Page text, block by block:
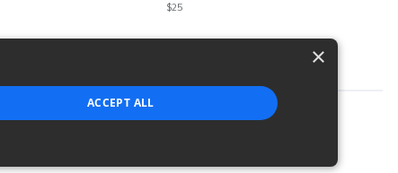
$25
×
ACCEPT ALL